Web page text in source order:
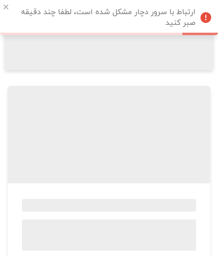
ارتباط با سرور دچار مشکل شده است، لطفا چند دقیقه
صبر کنید